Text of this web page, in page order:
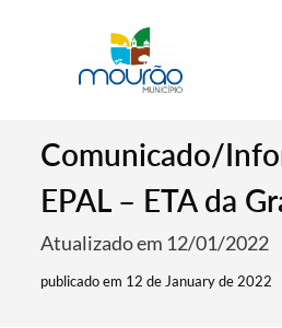
Comunicado/
EPAL – ETA da
Atualizado em 12/01/2022
publicado em 12 de January de 2022